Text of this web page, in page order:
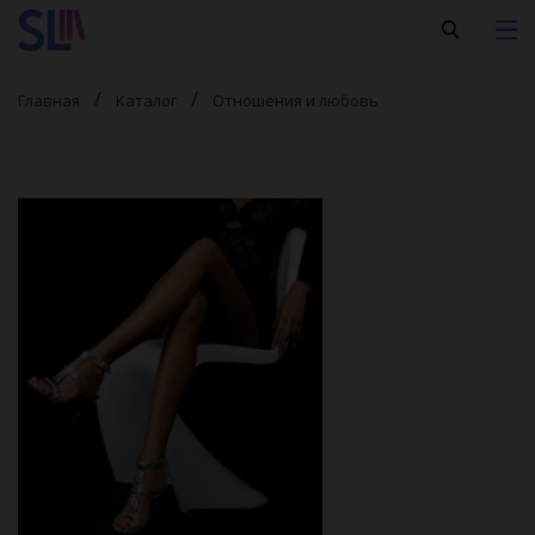
Главная Каталог Отношения и любовь